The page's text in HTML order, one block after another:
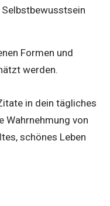
Formen und
werden.
in dein tägliches
Wahrnehmung von
schönes Leben